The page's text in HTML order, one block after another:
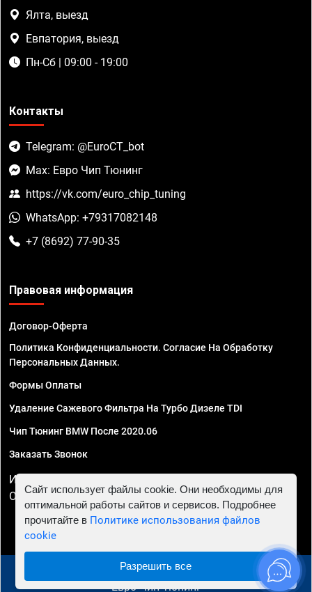
Ялта, выезд
Евпатория, выезд
Пн-Сб | 09:00 - 19:00
Контакты
Telegram: @EuroCT_bot
Max: Евро Чип Тюнинг
https://vk.com/euro_chip_tuning
WhatsApp: +79317082148
+7 (8692) 77-90-35
Правовая информация
Договор-Оферта
Политика Конфиденциальности. Согласие На Обработку
Персональных Данных.
Формы Оплаты
Удаление Сажевого Фильтра На Турбо Дизеле TDI
Чип Тюнинг BMW После 2020.06
Заказать Звонок
ИП Смирнов Георгий Павлович. ИНН 781302555843,
ОГРНИП 324470400032610
© 2010 - 2026 Чип тюнинг в Севастополе - Автосервис
"Евро Чип Тюнинг"
Сайт использует файлы cookie. Они необходимы для
оптимальной работы сайтов и сервисов. Подробнее
прочитайте в Политике использования файлов
cookie
Разрешить все